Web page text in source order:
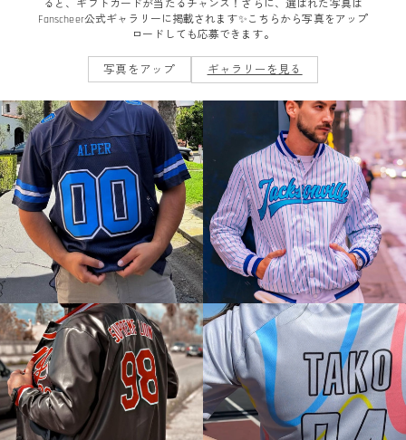
ると、ギフトカードが当たるチャンス！さらに、選ばれた写真は
Fanscheer公式ギャラリーに掲載されます✨こちらから写真をアップ
ロードしても応募できます。
写真をアップ ギャラリーを見る